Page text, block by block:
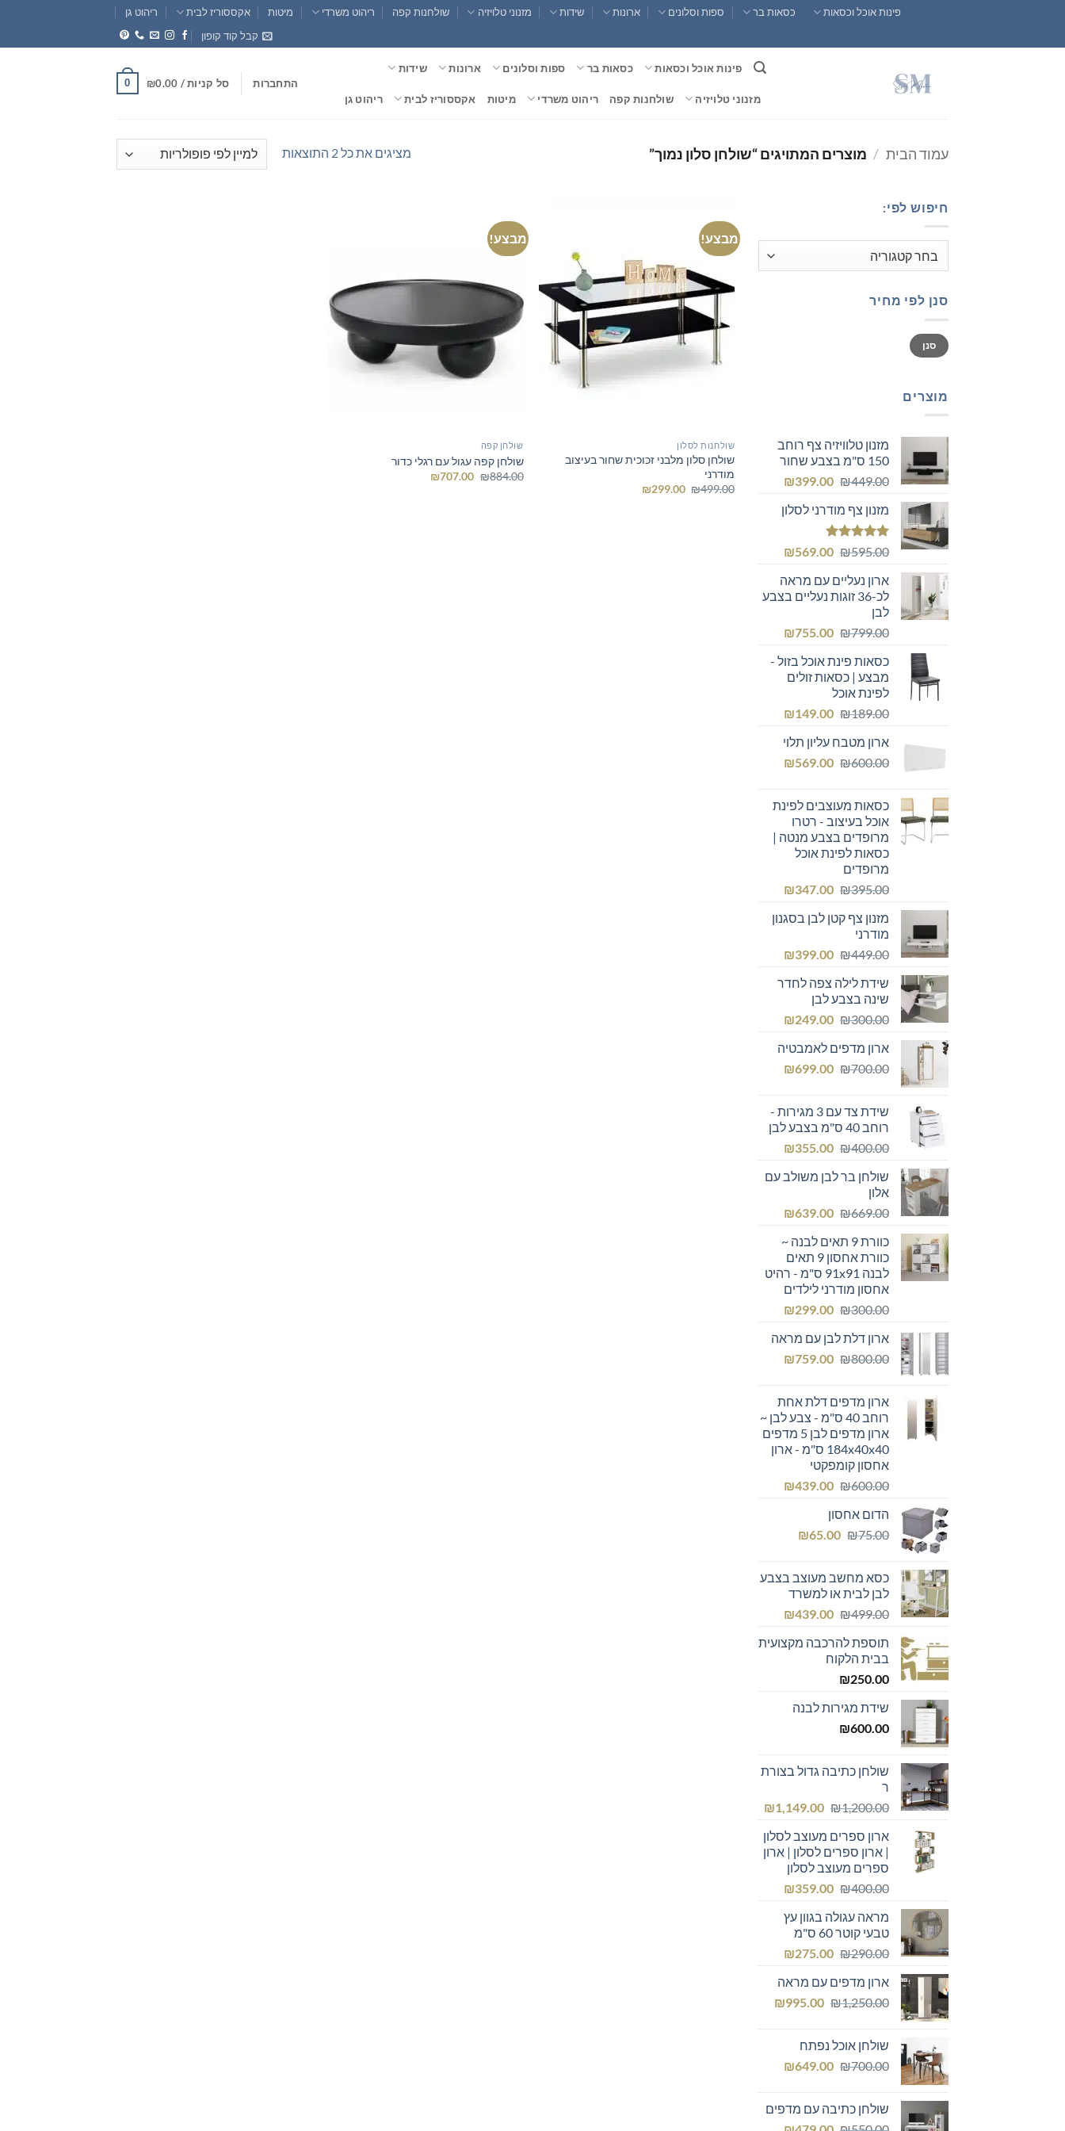
content
פינות אוכל וכסאות כסאות בר ספות וסלונים ארונות שידות מזנוני טלויזיה שולחנות קפה ריהוט משרדי מיטות אקססוריז לבית
ריהוט גן
קבל קוד קופון
פינות אוכל וכסאות כסאות בר ספות וסלונים ארונות שידות
מזנוני טלויזיה שולחנות קפה ריהוט משרדי מיטות אקססוריז לבית ריהוט גן
התחברות סל קניות / ₪0.00
0
עמוד הבית / מוצרים המתויגים “שולחן סלון נמוך” מציגים את כל ⁦2⁩ התוצאות
ממוין
לפי
חיפוש לפי:
סנן לפי מחיר
מחיר
מינימלי
מחיר
מקסימלי
סנן
מוצרים
מזנון טלוויזיה צף רוחב
150 ס"מ בצבע שחור
₪449.00
המחיר
היה:
₪449.00.
₪399.00
המחיר
הוא:מזנון צף מודרני לסלון
דורג5.00
₪595.00
המחיר
היה:
₪595.00.
₪569.00
המחיר
הוא:
₪569.00.
ארון נעליים עם מראה
לכ-36 זוגות נעליים בצבע
לבן
₪799.00
המחיר
היה:
₪799.00.
₪755.00
המחיר
הוא:
כסאות פינת אוכל בזול -
מבצע | כסאות זולים
לפינת אוכל
₪189.00
המחיר
היה:
₪189.00.
₪149.00
המחיר
הוא:
₪149.00.
ארון מטבח עליון תלוי
₪600.00
המחיר
₪600.00.
₪569.00
המחיר
₪569.00.כסאות מעוצבים לפינת
אוכל בעיצוב - רטרו
מרופדים בצבע מנטה |
כסאות לפינת אוכל
מרופדים
₪395.00
המחיר
היה:
₪347.00
המחיר
הוא:
מזנון צף קטן לבן בסגנון
מודרני
₪449.00
המחיר
היה:
₪449.00.
₪399.00
המחיר
הוא:שידת לילה צפה לחדר
שינה בצבע לבן
₪300.00
המחיר
היה:
₪300.00.
₪249.00
המחיר
הוא:
₪249.00.
ארון מדפים לאמבטיה
₪700.00
המחיר
₪700.00.
₪699.00
המחיר
₪699.00.שידת צד עם 3 מגירות -
רוחב 40 ס"מ בצבע לבן
₪400.00
המחיר
היה:
₪355.00
המחיר
הוא:
שולחן בר לבן משולב עם
אלון
₪669.00
המחיר
היה:
₪669.00.
₪639.00
המחיר
הוא:כוורת 9 תאים לבנה ~
כוורת אחסון 9 תאים
לבנה 91x91 ס"מ - רהיט
אחסון מודרני לילדים
₪300.00
המחיר
היה:
₪300.00.
₪299.00
המחיר
הוא:
₪299.00.
ארון דלת לבן עם מראה
₪800.00
המחיר
₪800.00.
₪759.00
המחיר
₪759.00.ארון מדפים דלת אחת
רוחב 40 ס"מ - צבע לבן ~
ארון מדפים לבן 5 מדפים
184x40x40 ס"מ - ארון
אחסון קומפקטי
₪600.00
המחיר
היה:
₪600.00.
₪439.00
המחיר
הדום אחסון
₪75.00
המחיר
₪75.00.
₪65.00
המחיר
₪65.00.
כסא מחשב מעוצב בצבע
לבן לבית או למשרד
₪499.00
המחיר
היה:
₪499.00.
₪439.00
המחיר
הוא:
תוספת להרכבה מקצועית
בבית הלקוח
₪250.00
שידת מגירות לבנה
₪600.00
שולחן כתיבה גדול בצורת
ר
₪1,200.00
המחיר
היה:
₪1,200.00.
₪1,149.00
המחיר
הוא:
₪1,149.00.
ארון ספרים מעוצב לסלון
| ארון ספרים לסלון | ארון
ספרים מעוצב לסלון
₪400.00
המחיר
היה:
₪400.00.
₪359.00
המחיר
הוא:מראה עגולה בגוון עץ
טבעי קוטר 60 ס"מ
₪290.00
המחיר
היה:
₪290.00.
₪275.00
המחיר
הוא:
₪275.00.
ארון מדפים עם מראה
₪1,250.00
המחיר
₪1,250.00.
₪995.00
המחיר
שולחן אוכל נפתח
₪700.00
המחיר
₪700.00.
₪649.00
המחיר
₪649.00.שולחן כתיבה עם מדפים
מבצע!
שולחנות לסלון
שולחן סלון מלבני זכוכית שחור בעיצוב
מודרני
₪499.00
המחיר ₪299.00
מבצע!
שולחן קפה
שולחן קפה עגול עם רגלי כדור
₪884.00
המחיר ₪707.00
המחיר